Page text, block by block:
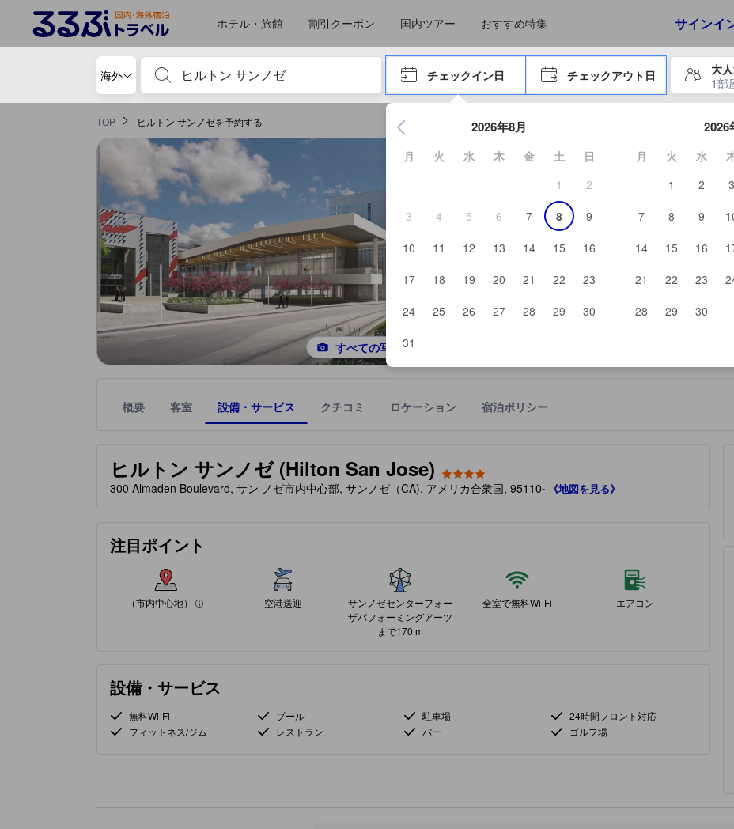
ホテル・旅館 割引クーポン 国内ツアー おすすめ特集 サインイ
海外
宿泊施設名やキーワードを入力し、矢印キーやタブキーで進み、エンターキーを押して内容を確定して、検索します。
チェックイン日 チェックアウト日
大
1部
エンターキーを押して日付選択画面の操作を開始します。方向キー
2026年8月
月 火 水 木 金 土
日
1
2
3
4 5 6 7 8
9
10
11 12 13 14 15
16
17
18 19 20 21 22
23
24
25 26 27 28 29
30
31
2026
月 火 水
1
2 3
7
8 9
14
15 16
21
22 23
28
29 30
TOP ヒルトン サンノゼを予約する
すべての写真を見る
概要 客室 設備・サービス クチコミ ロケーション 宿泊ポリシー
ヒルトン サンノゼ (Hilton San Jose)
星評価、最高5の内4
tooltip
星評価は、提携サイトから受け取った情報であり、宿泊施設に備わっていると予測される快適さや客室のレベルを示すものです
300 Almaden Boulevard, サン ノゼ市内中心部, サンノゼ（CA), アメリカ合衆国, 95110- 《地図を見る》
注目ポイント
（市内中心地）
（市内中心地）
67%が好評価
空港送迎
サンノゼセンターフォー
ザパフォーミングアーツ
まで170 m
全室で無料Wi-Fi エアコン
設備・サービス
無料Wi-Fi プール 駐車場
24時間フロント対応
フィットネス/ジム
レストラン バー ゴルフ場
るるぶトラベルに掲載されているクチコミは実際に予約をし、宿泊を終えたゲストから提供されています。実際の経験に基づいた内容であるため